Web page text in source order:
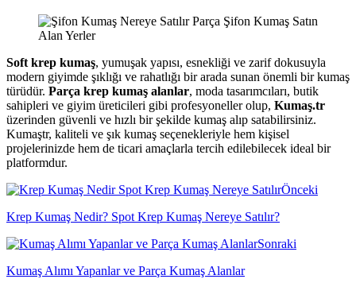
Soft krep kumaş, yumuşak yapısı, esnekliği ve zarif dokusuyla
modern giyimde şıklığı ve rahatlığı bir arada sunan önemli bir kumaş
türüdür. Parça krep kumaş alanlar, moda tasarımcıları, butik
sahipleri ve giyim üreticileri gibi profesyoneller olup, Kumaş.tr
üzerinden güvenli ve hızlı bir şekilde kumaş alıp satabilirsiniz.
Kumaştr, kaliteli ve şık kumaş seçenekleriyle hem kişisel
projelerinizde hem de ticari amaçlarla tercih edilebilecek ideal bir
platformdur.
Önceki
Krep Kumaş Nedir? Spot Krep Kumaş Nereye Satılır?
Sonraki
Kumaş Alımı Yapanlar ve Parça Kumaş Alanlar